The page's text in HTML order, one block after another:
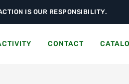
IS OUR RESPONSIBILITY.
CONTACT